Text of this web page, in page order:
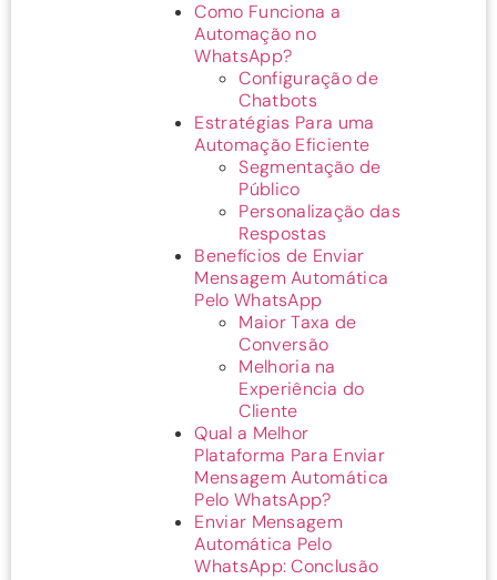
Como Funciona a
Automação no
WhatsApp?
Configuração de
Chatbots
Estratégias Para uma
Automação Eficiente
Segmentação de
Público
Personalização das
Respostas
Benefícios de Enviar
Mensagem Automática
Pelo WhatsApp
Maior Taxa de
Conversão
Melhoria na
Experiência do
Cliente
Qual a Melhor
Plataforma Para Enviar
Mensagem Automática
Pelo WhatsApp?
Enviar Mensagem
Automática Pelo
WhatsApp: Conclusão